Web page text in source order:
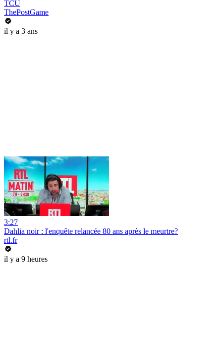
TCU
ThePostGame
il y a 3 ans
3:27
Dahlia noir : l'enquête relancée 80 ans après le meurtre?
rtl.fr
il y a 9 heures